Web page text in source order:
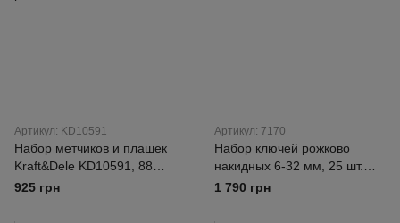
Артикул: KD10591
Набор метчиков и плашек
Kraft&Dele KD10591, 88
предметов – для ремонта
925 грн
Артикул: 7170
Набор ключей рожково
накидных 6-32 мм, 25 шт.
Bass Polska 7170
1 790 грн